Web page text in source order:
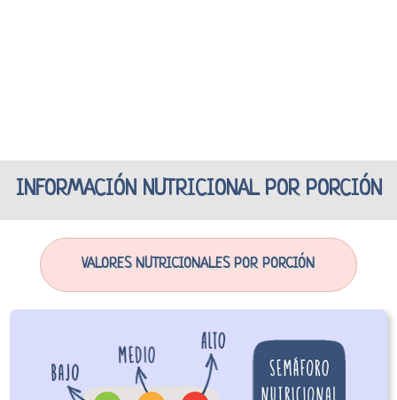
INFORMACIÓN NUTRICIONAL POR PORCIÓN
VALORES NUTRICIONALES POR PORCIÓN